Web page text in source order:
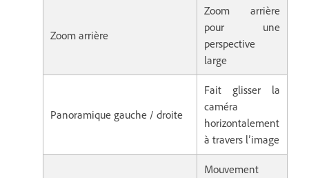
Zoom arrière
Zoom arrière
pour une
perspective
large
Panoramique gauche / droite
Fait glisser la
caméra
horizontalement
à travers l’image
Mouvement